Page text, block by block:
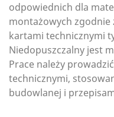
odpowiednich dla
montażowych
kartami technicznymi
Niedopuszczalny jest
Prace należy
technicznymi,
budowlanej i